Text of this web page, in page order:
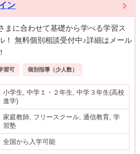
ン
まに合わせて基礎から学べる学習ス
！ 無料個別相談受付中♪詳細はメール
習可 個別指導（少人数）
小学生, 中学１・２年生, 中学３年生(高校
進学)
家庭教師, フリースクール, 通信教育, 学
習塾
全国から入学可能